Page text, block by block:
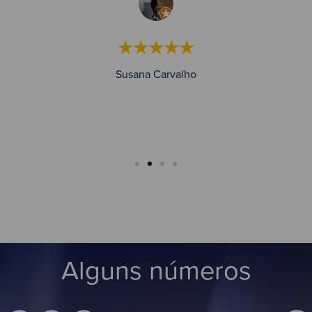
★★★★★
Susana Carvalho
Alguns números